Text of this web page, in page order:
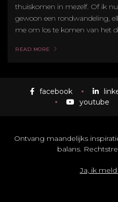
thuiskomen in mezelf. Of ik
gewoon een rondwandeling,
me om los te komen van het
READ MORE
facebook
youtube
Ontvang maandelijks
balans.
Ja, ik